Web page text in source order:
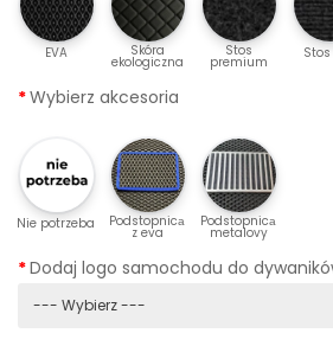
EVA Skóra
ekologiczna
Stos
premium
Stos
Wybierz akcesoria
Nie potrzeba Podstopnicа
z eva
Podstopnicа
metalovy
Dodaj logo samochodu do